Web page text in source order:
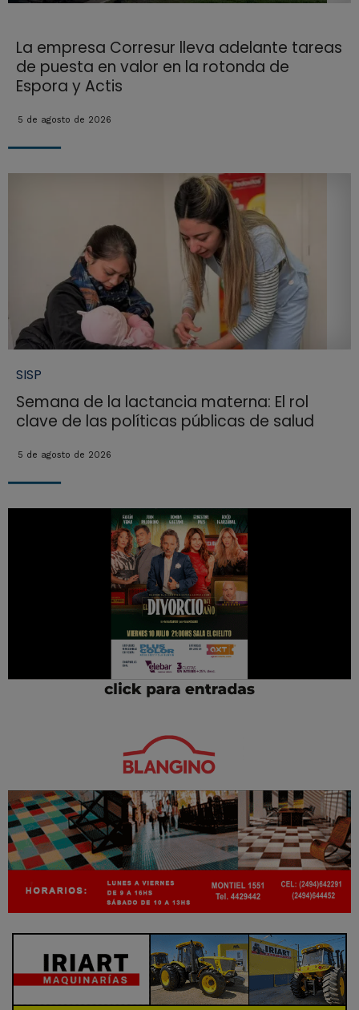
La empresa Corresur lleva adelante tareas
de puesta en valor en la rotonda de
Espora y Actis
5 de agosto de 2026
SISP
Semana de la lactancia materna: El rol
clave de las políticas públicas de salud
5 de agosto de 2026